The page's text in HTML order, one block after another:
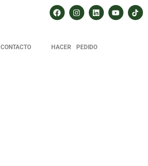
CONTACTO HACER PEDIDO